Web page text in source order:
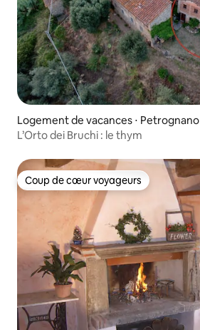
Logement de vacances ⋅ Petrognano
L’Orto dei Bruchi : le thym
Coup de cœur voyageurs
Coup de cœur voyageurs